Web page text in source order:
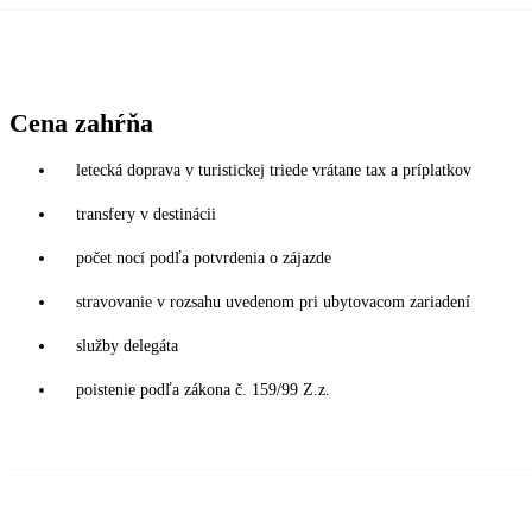
Cena zahŕňa
letecká doprava v turistickej triede vrátane tax a príplatkov
transfery v destinácii
počet nocí podľa potvrdenia o zájazde
stravovanie v rozsahu uvedenom pri ubytovacom zariadení
služby delegáta
poistenie podľa zákona č. 159/99 Z.z.